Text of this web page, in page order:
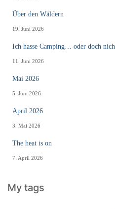
Über den Wäldern
19. Juni 2026
Ich hasse Camping… oder doch
11. Juni 2026
Mai 2026
5. Juni 2026
April 2026
3. Mai 2026
The heat is on
7. April 2026
My tags